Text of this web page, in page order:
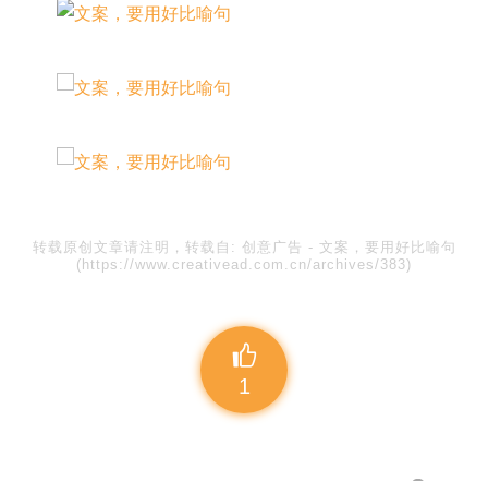
转载原创文章请注明，转载自: 创意广告 - 文案，要用好比喻句
(https://www.creativead.com.cn/archives/383)
1